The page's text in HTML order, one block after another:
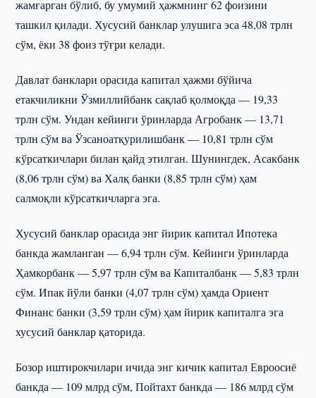
жамғарган бўлиб, бу умумий ҳажмнинг 62 фоизини
ташкил қилади. Хусусий банклар улушига эса 48,08 трлн
сўм, ёки 38 фоиз тўғри келади.
Давлат банклари орасида капитал ҳажми бўйича
етакчиликни Ўзмиллийбанк сақлаб қолмоқда — 19,33
трлн сўм. Ундан кейинги ўринларда Агробанк — 13,71
трлн сўм ва Ўзсаноатқурилишбанк — 10,81 трлн сўм
кўрсаткичлари билан қайд этилган. Шунингдек, Асакбанк
(8,06 трлн сўм) ва Халқ банки (8,85 трлн сўм) ҳам
салмоқли кўрсаткичларга эга.
Хусусий банклар орасида энг йирик капитал Ипотека
банкда жамланган — 6,94 трлн сўм. Кейинги ўринларда
Ҳамкорбанк — 5,97 трлн сўм ва Капиталбанк — 5,83 трлн
сўм. Ипак йўли банки (4,07 трлн сўм) ҳамда Ориент
Финанс банки (3,59 трлн сўм) ҳам йирик капиталга эга
хусусий банклар қаторида.
Бозор иштирокчилари ичида энг кичик капитал Евроосиё
банкда — 109 млрд сўм, Пойтахт банкда — 186 млрд сўм